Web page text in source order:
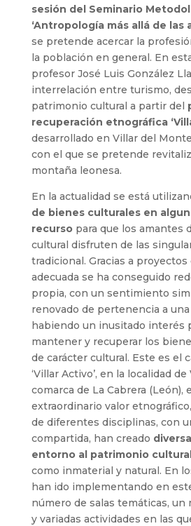
sesión del Seminario
‘Antropología más allá de las
se pretende acercar la
la población en general. En
profesor José Luis González
interrelación entre turismo,
patrimonio cultural a partir del
recuperación etnográfica
desarrollado en Villar del
con el que se pretende
montaña leonesa.
En la actualidad se está
de bienes culturales en
recursopara que los amantes
cultural disfruten de las
tradicional. Gracias a
adecuada se ha conseguido
propia, con un sentimiento
renovado de pertenencia a
habiendo un inusitado interés
mantener y recuperar los
de carácter cultural. Este es el
‘Villar Activo’, en la localidad
comarca de La Cabrera (León),
extraordinario valor
de diferentes disciplinas, con
compartida, han creado
entorno al patrimonio
como inmaterial y natural. En
han ido implementando en
número de salas temáticas, un
y variadas actividades en las